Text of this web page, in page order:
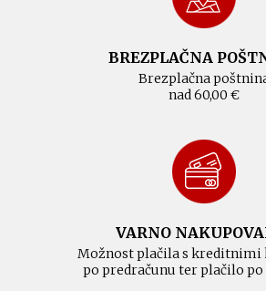
BREZPLAČNA
Brezplačna
nad 60,00 €
VARNO
Možnost plačila s kreditnimi
po predračunu ter plačilo